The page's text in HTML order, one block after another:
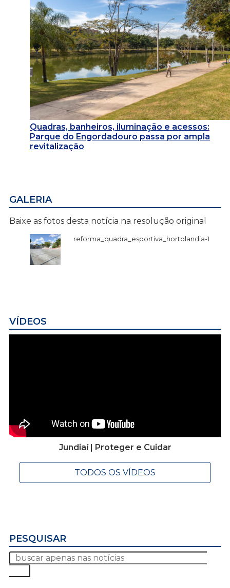
Quadras, banheiros, iluminação e acessos:
Parque do Engordadouro passa por ampla
revitalização
GALERIA
Baixe as fotos desta notícia na resolução original
reforma_quadra_esportiva_hortolandia-1
VÍDEOS
Jundiaí | Proteger e Cuidar
TODOS OS VÍDEOS
PESQUISAR